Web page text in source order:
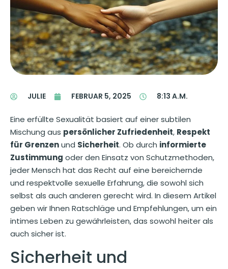
JULIE FEBRUAR 5, 2025 8:13 A.M.
Eine erfüllte Sexualität basiert auf einer subtilen
Mischung aus persönlicher Zufriedenheit, Respekt
für Grenzenund Sicherheit. Ob durch informierte
Zustimmung oder den Einsatz von Schutzmethoden,
jeder Mensch hat das Recht auf eine bereichernde
und respektvolle sexuelle Erfahrung, die sowohl sich
selbst als auch anderen gerecht wird. In diesem Artikel
geben wir Ihnen Ratschläge und Empfehlungen, um ein
intimes Leben zu gewährleisten, das sowohl heiter als
auch sicher ist.
Sicherheit und